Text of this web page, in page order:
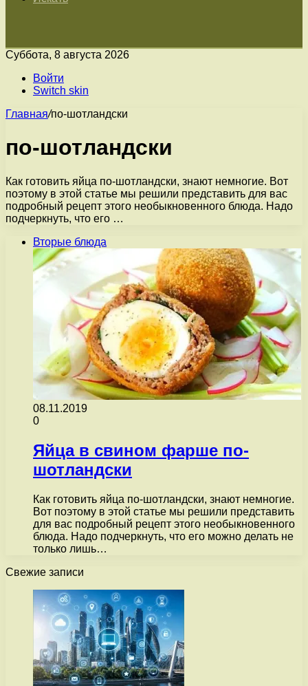
Суббота, 8 августа 2026
Войти
Switch skin
Главная/по-шотландски
по-шотландски
Как готовить яйца по-шотландски, знают немногие. Вот
поэтому в этой статье мы решили представить для вас
подробный рецепт этого необыкновенного блюда. Надо
подчеркнуть, что его …
Вторые блюда
08.11.2019
0
Яйца в свином фарше по-
шотландски
Как готовить яйца по-шотландски, знают немногие.
Вот поэтому в этой статье мы решили представить
для вас подробный рецепт этого необыкновенного
блюда. Надо подчеркнуть, что его можно делать не
только лишь…
Свежие записи